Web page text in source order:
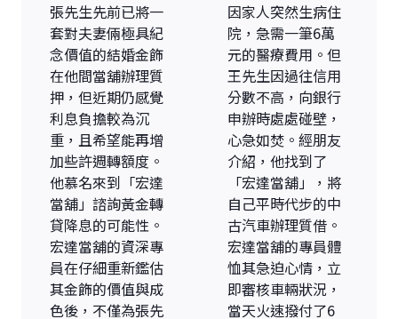
張先生先前已將一
套對夫妻倆極具紀
念價值的結婚金飾
在他間當舖辦理質
押，但近期仍感覺
利息負擔較為沉
重，且希望能再增
加些許週轉額度。
他慕名來到「宏達
當舖」諮詢黃金轉
貸降息的可能性。
宏達當舖的資深專
員在仔細重新鑑估
其金飾的價值與成
色後，不僅為張先
因家人突然生病住
院，急需一筆6萬
元的醫療費用。但
王先生因過往信用
分數不高，向銀行
申辦時處處碰壁，
心急如焚。經朋友
介紹，他找到了
「宏達當舖」，將
自己平時代步的中
古汽車辦理質借。
宏達當舖的專員體
恤其急迫心情，立
即審核車輛狀況，
當天火速撥付了6